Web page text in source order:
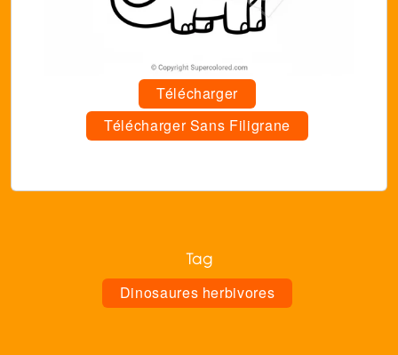
Télécharger
Télécharger Sans Filigrane
Tag
Dinosaures herbivores